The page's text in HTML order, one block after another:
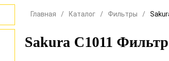
Главная Каталог Фильтры
Sakura C1011